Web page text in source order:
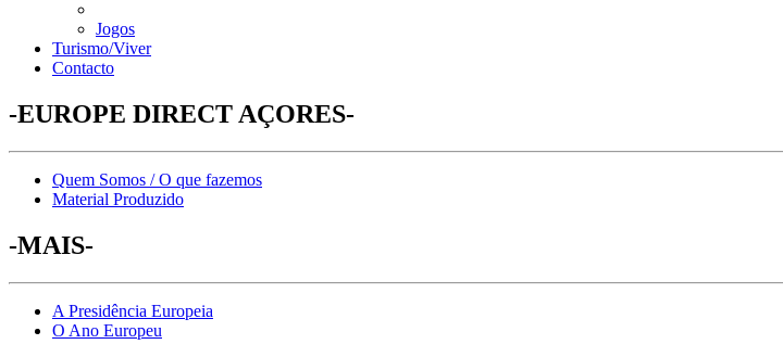
Jogos
Turismo/Viver
Contacto
-EUROPE DIRECT AÇORES-
Quem Somos / O que fazemos
Material Produzido
-MAIS-
A Presidência Europeia
O Ano Europeu